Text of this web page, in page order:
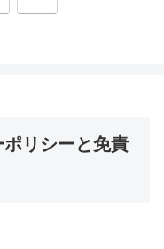
リシーと免責